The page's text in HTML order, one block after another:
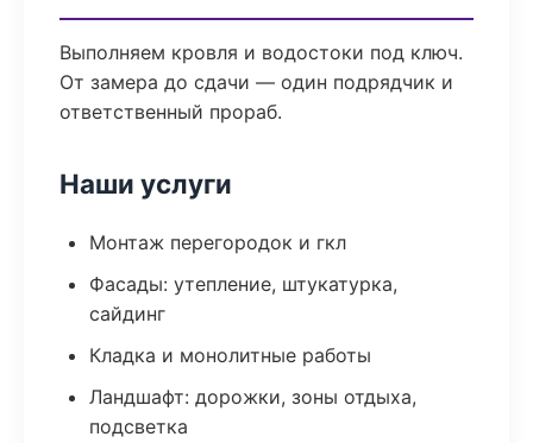
Выполняем кровля и водостоки под ключ.
От замера до сдачи — один подрядчик и
ответственный прораб.
Наши услуги
Монтаж перегородок и гкл
Фасады: утепление, штукатурка,
сайдинг
Кладка и монолитные работы
Ландшафт: дорожки, зоны отдыха,
подсветка